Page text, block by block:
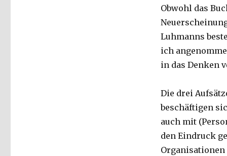
Obwohl das
Luhmanns
ich
in das Denken
Die drei
beschäftigen
auch mit
den Eindruck